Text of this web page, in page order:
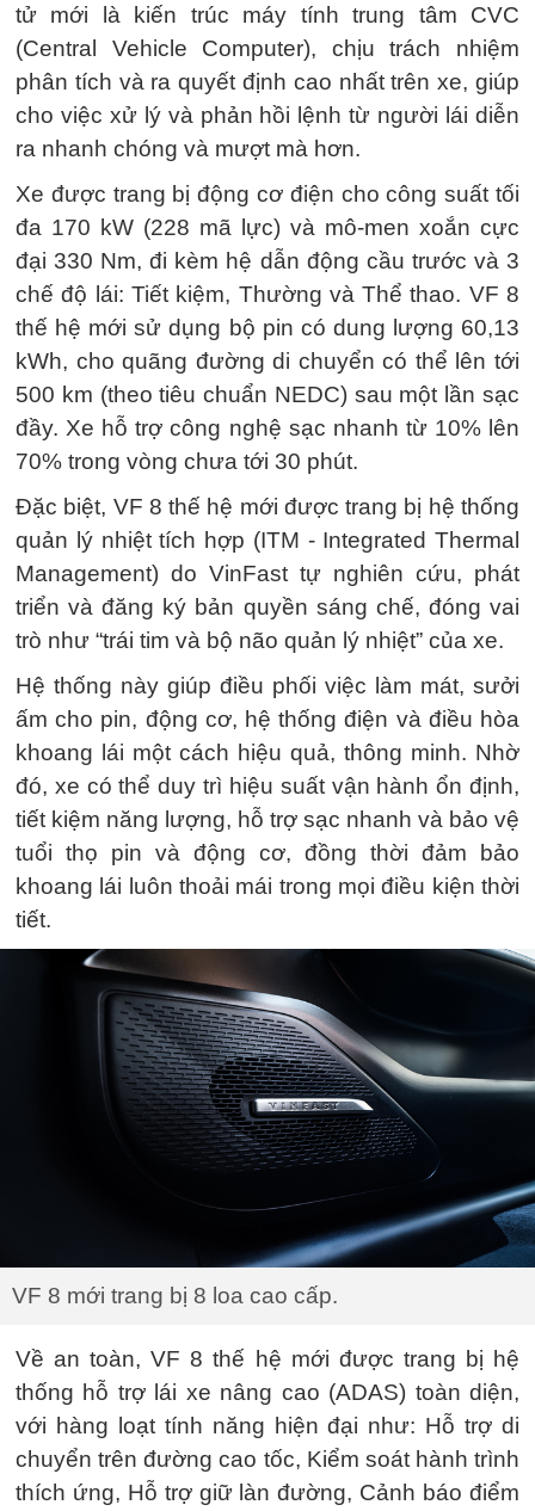
tử mới là kiến trúc máy tính trung tâm CVC
(Central Vehicle Computer), chịu trách nhiệm
phân tích và ra quyết định cao nhất trên xe, giúp
cho việc xử lý và phản hồi lệnh từ người lái diễn
ra nhanh chóng và mượt mà hơn.
Xe được trang bị động cơ điện cho công suất tối
đa 170 kW (228 mã lực) và mô-men xoắn cực
đại 330 Nm, đi kèm hệ dẫn động cầu trước và 3
chế độ lái: Tiết kiệm, Thường và Thể thao. VF 8
thế hệ mới sử dụng bộ pin có dung lượng 60,13
kWh, cho quãng đường di chuyển có thể lên tới
500 km (theo tiêu chuẩn NEDC) sau một lần sạc
đầy. Xe hỗ trợ công nghệ sạc nhanh từ 10% lên
70% trong vòng chưa tới 30 phút.
Đặc biệt, VF 8 thế hệ mới được trang bị hệ thống
quản lý nhiệt tích hợp (ITM - Integrated Thermal
Management) do VinFast tự nghiên cứu, phát
triển và đăng ký bản quyền sáng chế, đóng vai
trò như “trái tim và bộ não quản lý nhiệt” của xe.
Hệ thống này giúp điều phối việc làm mát, sưởi
ấm cho pin, động cơ, hệ thống điện và điều hòa
khoang lái một cách hiệu quả, thông minh. Nhờ
đó, xe có thể duy trì hiệu suất vận hành ổn định,
tiết kiệm năng lượng, hỗ trợ sạc nhanh và bảo vệ
tuổi thọ pin và động cơ, đồng thời đảm bảo
khoang lái luôn thoải mái trong mọi điều kiện thời
tiết.
VF 8 mới trang bị 8 loa cao cấp.
Về an toàn, VF 8 thế hệ mới được trang bị hệ
thống hỗ trợ lái xe nâng cao (ADAS) toàn diện,
với hàng loạt tính năng hiện đại như: Hỗ trợ di
chuyển trên đường cao tốc, Kiểm soát hành trình
thích ứng, Hỗ trợ giữ làn đường, Cảnh báo điểm